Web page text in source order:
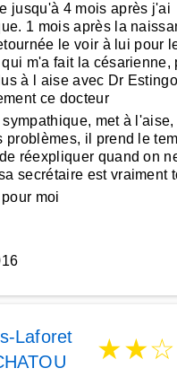
jusqu'à 4 mois après j'ai
1 mois après la
le voir à lui pour
m'a fait la césarienne,
à l aise avec Dr
ce docteur
met à
problèmes, il prend le
réexpliquer quand on
secrétaire est vraiment
moi
Laforet
★★☆